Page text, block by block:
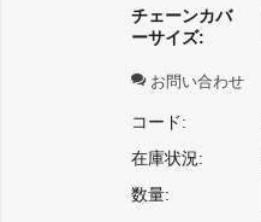
チェーンカバ
ーサイズ:
お問い合わせ
コード:
在庫状況:
数量: